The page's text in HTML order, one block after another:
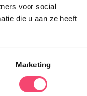
voor social
die u aan ze heeft
Marketing